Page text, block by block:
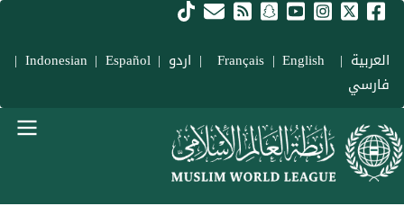
رفتن به محتوای اصلی
العربية |
|English
| اردو |
Indonesian | Español
|
فارسي